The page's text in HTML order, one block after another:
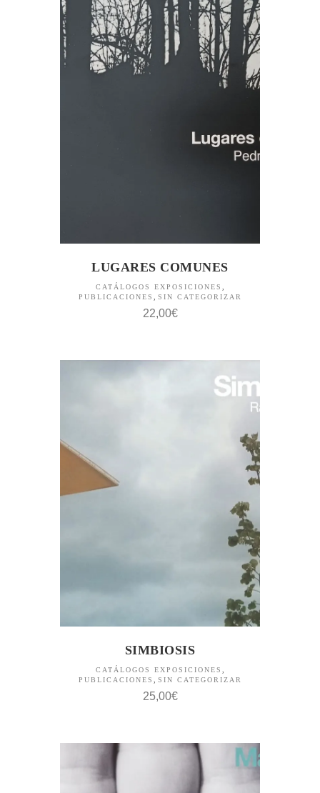
LUGARES COMUNES
CATÁLOGOS EXPOSICIONES
PUBLICACIONES
SIN CATEGORIZAR
22,00€
SIMBIOSIS
CATÁLOGOS EXPOSICIONES ,
PUBLICACIONES , SIN CATEGORIZAR
25,00€